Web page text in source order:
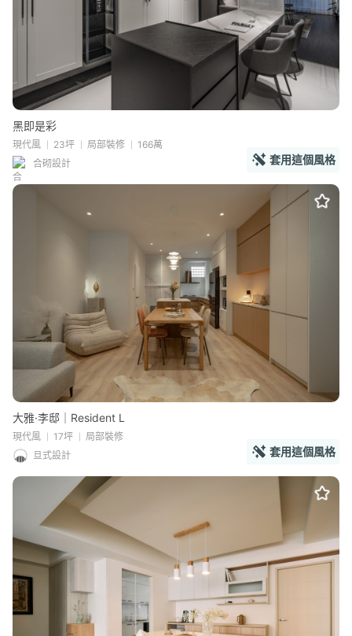
黑即是彩
現代風 23坪 局部裝修
166萬
合砌設計
套用這個風格
大雅·李邸｜Resident L
現代風 17坪
局部裝修
旦式設計
套用這個風格